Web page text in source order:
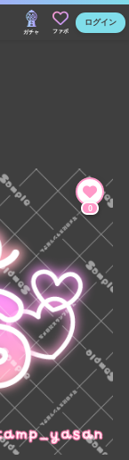
ガチャ ファボ
ログイン
0